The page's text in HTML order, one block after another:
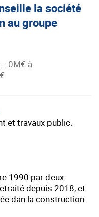
la société
au groupe
: 0M€ à
et travaux public.
1990 par deux
depuis 2018, et
dan la construction